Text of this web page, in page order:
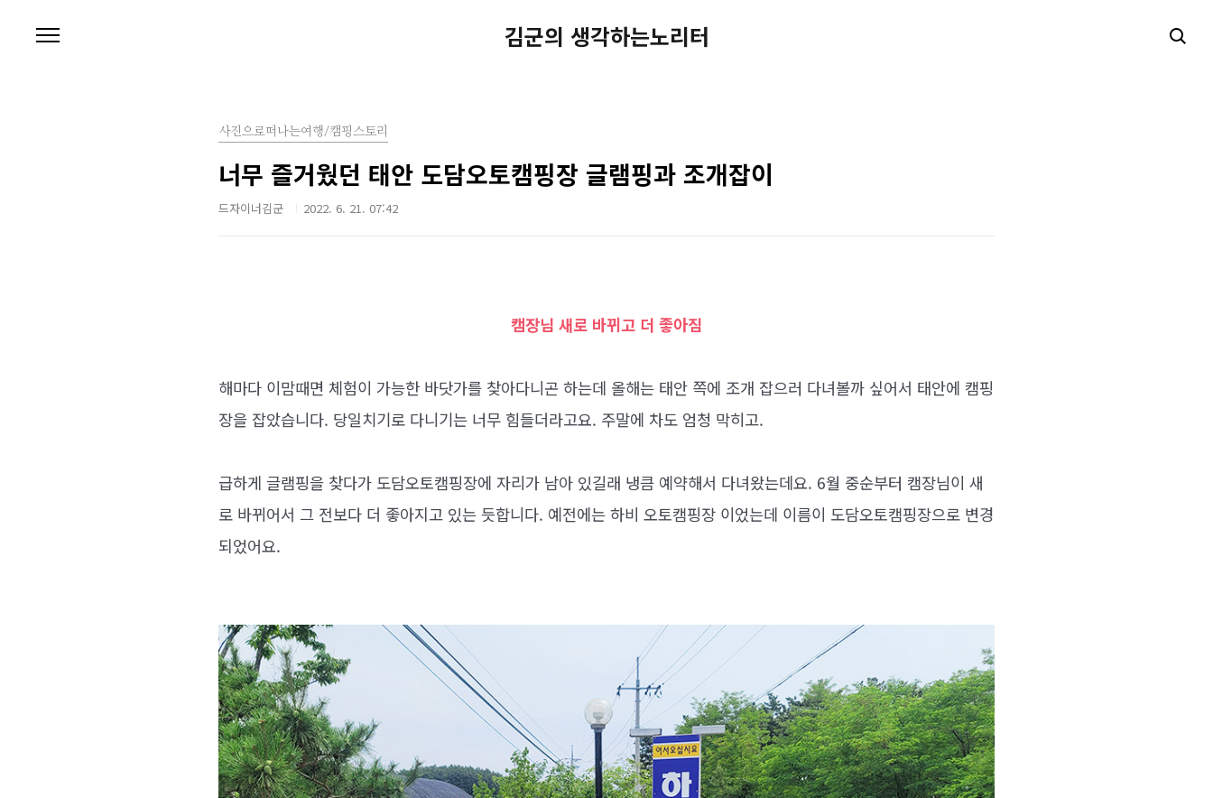
김군의 생각하는노리터
사진으로떠나는여행/캠핑스토리
너무 즐거웠던 태안 도담오토캠핑장 글램핑과 조개잡이
드자이너김군 2022. 6. 21. 07:42
캠장님 새로 바뀌고 더 좋아짐
해마다 이맘때면 체험이 가능한 바닷가를 찾아다니곤 하는데 올해는 태안 쪽에 조개 잡으러 다녀볼까 싶어서 태안에 캠핑
장을 잡았습니다. 당일치기로 다니기는 너무 힘들더라고요. 주말에 차도 엄청 막히고.
급하게 글램핑을 찾다가 도담오토캠핑장에 자리가 남아 있길래 냉큼 예약해서 다녀왔는데요. 6월 중순부터 캠장님이 새
로 바뀌어서 그 전보다 더 좋아지고 있는 듯합니다. 예전에는 하비 오토캠핑장 이었는데 이름이 도담오토캠핑장으로 변경
되었어요.